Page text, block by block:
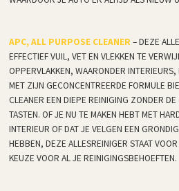
APC, ALL PURPOSE CLEANER– DEZE
EFFECTIEF VUIL, VET EN VLEKKEN TE
OPPERVLAKKEN, WAARONDER
MET ZIJN GECONCENTREERDE FORMULE
CLEANER EEN DIEPE REINIGING ZONDER
TASTEN. OF JE NU TE MAKEN HEBT MET
INTERIEUR OF DAT JE VELGEN EEN
HEBBEN, DEZE ALLESREINIGER STAAT
KEUZE VOOR AL JE REINIGINGSBEHOEFTEN.